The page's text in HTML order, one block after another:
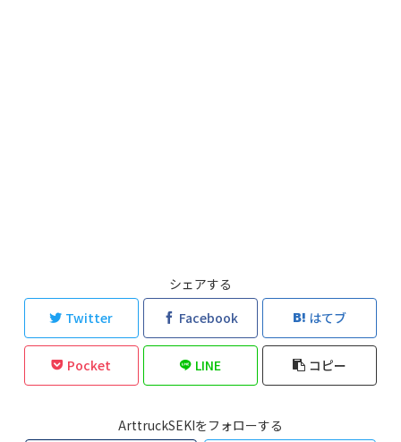
シェアする
Twitter
Facebook はてブ
Pocket LINE コピー
ArttruckSEKIをフォローする